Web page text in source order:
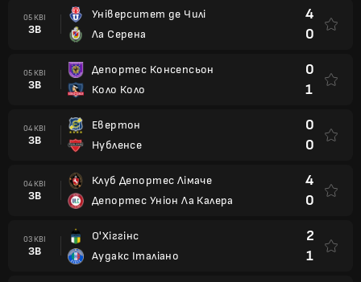
05 КВІ
ЗВ
Університет де Чилі
Ла Серена
4
0
05 КВІ
ЗВ
Депортес Консепсьон
Коло Коло
0
1
04 КВІ
ЗВ
Евертон
Нубленсе
0
0
04 КВІ
ЗВ
Клуб Депортес Лімаче
Депортес Уніон Ла Калера
4
0
03 КВІ
ЗВ
О'Хіггінс
Аудакс Італіано
2
1